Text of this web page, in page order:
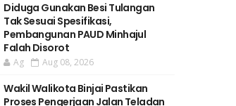
Diduga Gunakan Besi Tulangan
Tak Sesuai Spesifikasi,
Pembangunan PAUD Minhajul
Falah Disorot
Ag Aug 08, 2026
Wakil Walikota Binjai Pastikan
Proses Pengerjaan Jalan Teladan